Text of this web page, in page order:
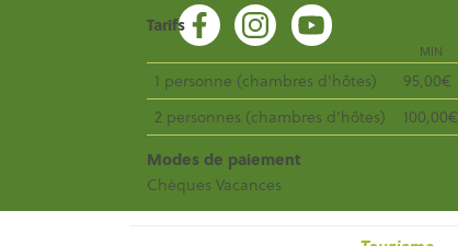
Tarifs
MIN
1 personne (chambres d'hôtes) 95,00€
2 personnes (chambres d'hôtes)
100,00€
Modes de paiement
Chèques Vacances